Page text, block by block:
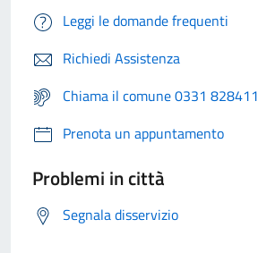
Leggi le domande frequenti
Richiedi Assistenza
Chiama il comune 0331 828411
Prenota un appuntamento
Problemi in città
Segnala disservizio